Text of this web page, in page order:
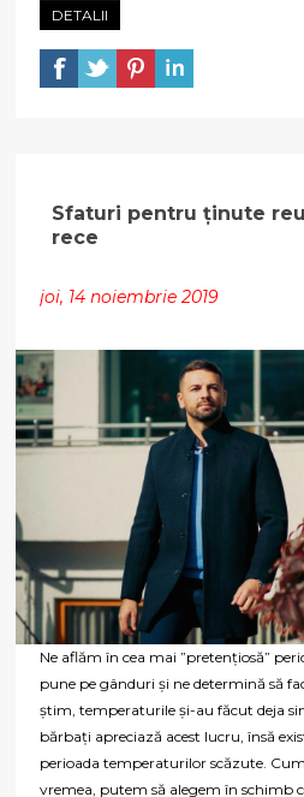
DETALII
Sfaturi pentru ținute
rece
joi, 14 noiembrie 2019
Ne aflăm în cea mai ”pretențiosă”
pune pe gânduri și ne determină să
știm, temperaturile și-au făcut deja
bărbați apreciază acest lucru, însă
perioada temperaturilor scăzute.
vremea, putem să alegem în schimb